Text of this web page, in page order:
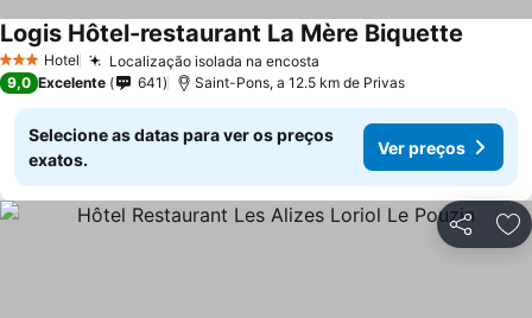
3 EstrelasHotel Localização isolada na encosta
Logis Hôtel-restaurant La Mère Biquette
9,0 Excelente 641 Saint-Pons, a 12.5 km de Privas
Selecione as datas para ver os preços
exatos.
Ver preços
Partilhar